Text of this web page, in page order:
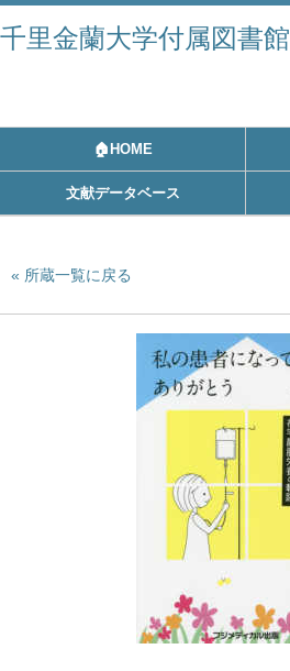
千里金蘭大学付属図書館
🏠HOME
文献データベース
所蔵一覧に戻る